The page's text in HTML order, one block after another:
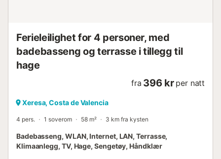
Ferieleilighet for 4 personer, med
badebasseng og terrasse i tillegg til
hage
fra 396 kr per natt
Xeresa, Costa de Valencia
4 pers. 1 soverom 58 m² 3 km fra kysten
Badebasseng, WLAN, Internet, LAN, Terrasse,
Klimaanlegg, TV, Hage, Sengetøy, Håndklær